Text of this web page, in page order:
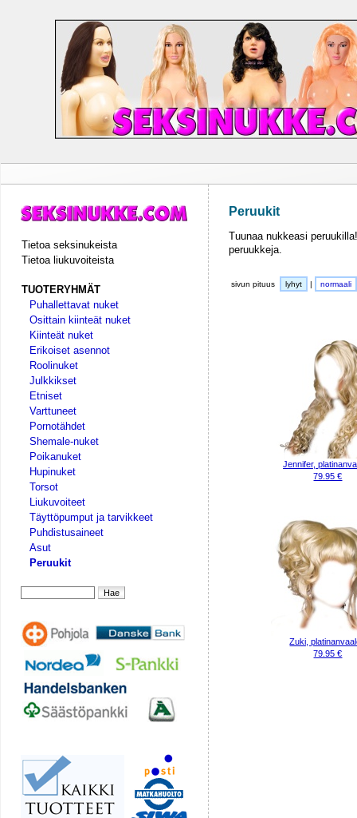
Tietoa seksinukeista
Tietoa liukuvoiteista
TUOTERYHMÄT
Puhallettavat nuket
Osittain kiinteät nuket
Kiinteät nuket
Erikoiset asennot
Roolinuket
Julkkikset
Etniset
Varttuneet
Pornotähdet
Shemale-nuket
Poikanuket
Hupinuket
Torsot
Liukuvoiteet
Täyttöpumput ja tarvikkeet
Puhdistusaineet
Asut
Peruukit
Peruukit
Tuunaa nukkeasi
peruukkeja.
sivun pituus lyhyt | normaali
Jennifer,
79.95 €
Zuki,
79.95 €